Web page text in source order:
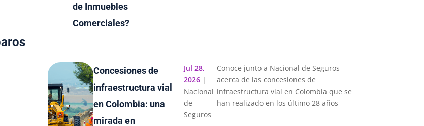
de Inmuebles
Comerciales?
Concesiones de
infraestructura vial
en Colombia: una
mirada en
Jul 28,
2026|
Nacional
de
Seguros
Conoce junto a Nacional de Seguros
acerca de las concesiones de
infraestructura vial en Colombia que se
han realizado en los último 28 años